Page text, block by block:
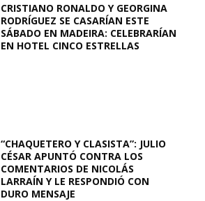
CRISTIANO RONALDO Y GEORGINA
RODRÍGUEZ SE CASARÍAN ESTE
SÁBADO EN MADEIRA: CELEBRARÍAN
EN HOTEL CINCO ESTRELLAS
“CHAQUETERO Y CLASISTA”: JULIO
CÉSAR APUNTÓ CONTRA LOS
COMENTARIOS DE NICOLÁS
LARRAÍN Y LE RESPONDIÓ CON
DURO MENSAJE